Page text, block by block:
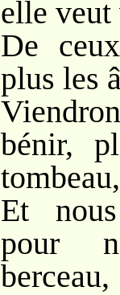
elle
De
plus les
bénir,
tombeau,
Et
pour
berceau,